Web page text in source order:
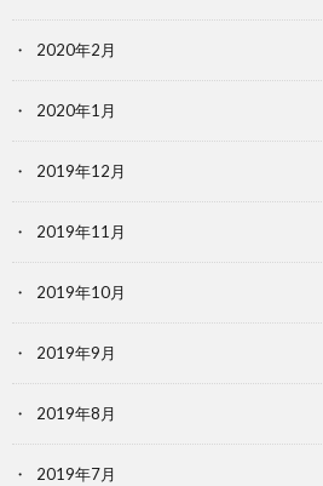
2020年2月
2020年1月
2019年12月
2019年11月
2019年10月
2019年9月
2019年8月
2019年7月